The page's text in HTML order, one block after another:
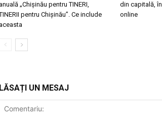
„Chișinău pentru TINERI,
pentru Chișinău”. Ce include
din capitală,
online
LĂSAȚI UN MESAJ